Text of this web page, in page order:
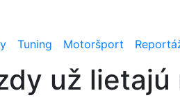
Tuning Motoršport
už lietajú